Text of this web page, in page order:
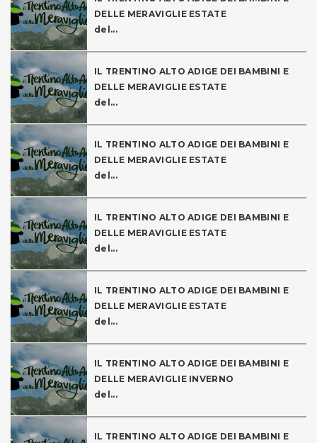
DELLE MERAVIGLIE ESTATE
del...
IL TRENTINO ALTO ADIGE DEI BAMBINI E
DELLE MERAVIGLIE ESTATE
del...
IL TRENTINO ALTO ADIGE DEI BAMBINI E
DELLE MERAVIGLIE ESTATE
del...
IL TRENTINO ALTO ADIGE DEI BAMBINI E
DELLE MERAVIGLIE ESTATE
del...
IL TRENTINO ALTO ADIGE DEI BAMBINI E
DELLE MERAVIGLIE ESTATE
del...
IL TRENTINO ALTO ADIGE DEI BAMBINI E
DELLE MERAVIGLIE INVERNO
del...
IL TRENTINO ALTO ADIGE DEI BAMBINI E